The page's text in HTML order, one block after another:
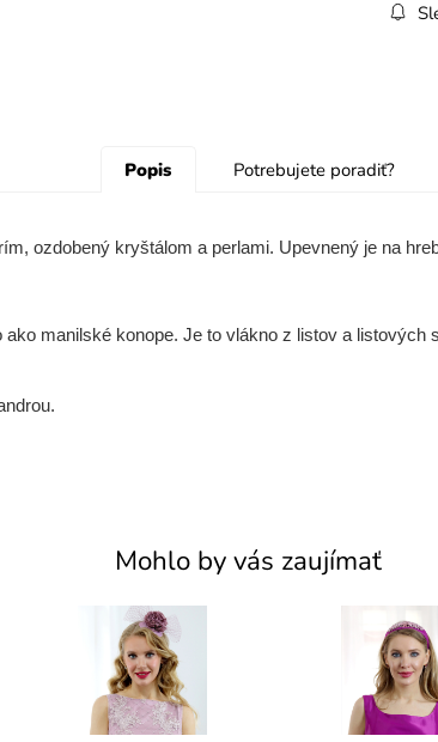
Popis Potrebujete poradiť?
ozdobený kryštálom a perlami. Upevnený je na
manilské konope. Je to vlákno z listov a listových
Mohlo by vás zaujímať